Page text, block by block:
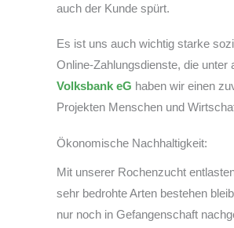
auch der Kunde spürt.
Es ist uns auch wichtig starke
Online-Zahlungsdienste, die
Volksbank eG haben wir einen
Projekten Menschen und
Ökonomische Nachhaltigkeit:
Mit unserer Rochenzucht
sehr bedrohte Arten bestehen
nur noch in Gefangenschaft